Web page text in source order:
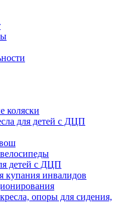
коляски
для детей с ДЦП
детей с ДЦП
купания инвалидов
опоры для сидения,